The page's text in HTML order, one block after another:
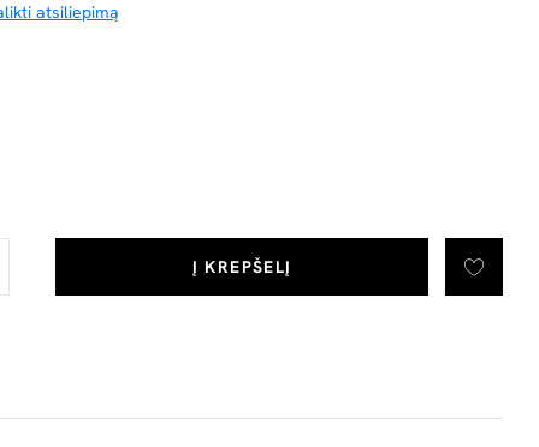
atsiliepimą
Į KREPŠELĮ